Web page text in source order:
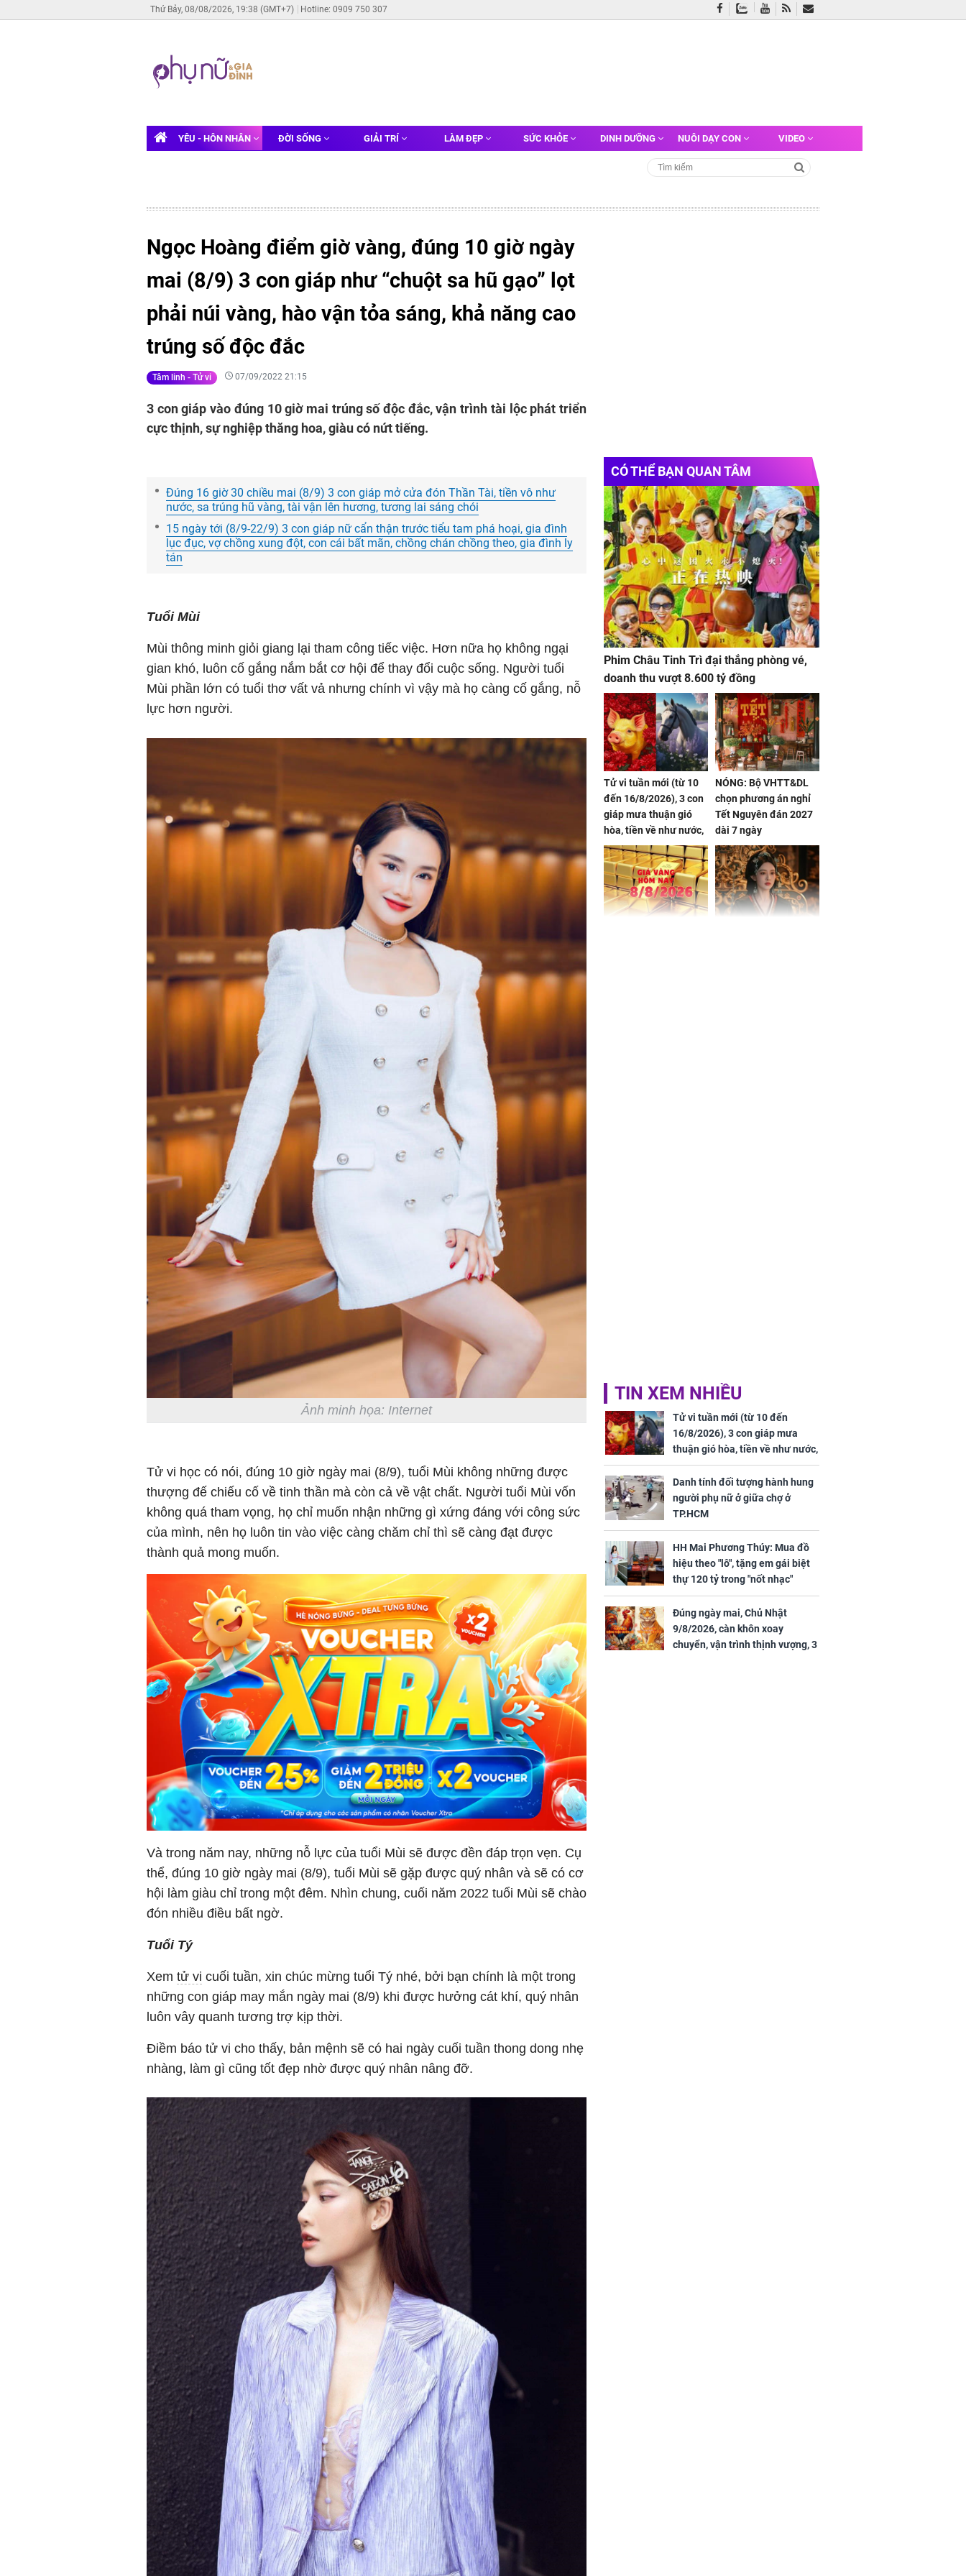
Thứ Bảy, 08/08/2026, 19:38 (GMT+7) Hotline: 0909 750 307
YÊU - HÔN NHÂN ĐỜI SỐNG GIẢI TRÍ LÀM ĐẸP SỨC KHỎE DINH DƯỠNG NUÔI DẠY CON VIDEO
Ngọc Hoàng điểm giờ vàng, đúng 10 giờ ngày
mai (8/9) 3 con giáp như “chuột sa hũ gạo” lọt
phải núi vàng, hào vận tỏa sáng, khả năng cao
trúng số độc đắc
Tâm linh - Tử vi 07/09/2022 21:15
3 con giáp vào đúng 10 giờ mai trúng số độc đắc, vận trình tài lộc phát triển
cực thịnh, sự nghiệp thăng hoa, giàu có nứt tiếng.
Đúng 16 giờ 30 chiều mai (8/9) 3 con giáp mở cửa đón Thần Tài, tiền vô như
nước, sa trúng hũ vàng, tài vận lên hương, tương lai sáng chói
15 ngày tới (8/9-22/9) 3 con giáp nữ cẩn thận trước tiểu tam phá hoại, gia đình
lục đục, vợ chồng xung đột, con cái bất mãn, chồng chán chồng theo, gia đình ly
tán
Tuổi Mùi
Mùi thông minh giỏi giang lại tham công tiếc việc. Hơn nữa họ không ngại
gian khó, luôn cố gắng nắm bắt cơ hội để thay đổi cuộc sống. Người tuổi
Mùi phần lớn có tuổi thơ vất vả nhưng chính vì vậy mà họ càng cố gắng, nỗ
lực hơn người.
Ảnh minh họa: Internet
Tử vi học có nói, đúng 10 giờ ngày mai (8/9), tuổi Mùi không những được
thượng đế chiếu cố về tinh thần mà còn cả về vật chất. Người tuổi Mùi vốn
không quá tham vọng, họ chỉ muốn nhận những gì xứng đáng với công sức
của mình, nên họ luôn tin vào việc càng chăm chỉ thì sẽ càng đạt được
thành quả mong muốn.
Và trong năm nay, những nỗ lực của tuổi Mùi sẽ được đền đáp trọn vẹn. Cụ
thể, đúng 10 giờ ngày mai (8/9), tuổi Mùi sẽ gặp được quý nhân và sẽ có cơ
hội làm giàu chỉ trong một đêm. Nhìn chung, cuối năm 2022 tuổi Mùi sẽ chào
đón nhiều điều bất ngờ.
Tuổi Tý
Xem tử vi cuối tuần, xin chúc mừng tuổi Tý nhé, bởi bạn chính là một trong
những con giáp may mắn ngày mai (8/9) khi được hưởng cát khí, quý nhân
luôn vây quanh tương trợ kịp thời.
Điềm báo tử vi cho thấy, bản mệnh sẽ có hai ngày cuối tuần thong dong nhẹ
nhàng, làm gì cũng tốt đẹp nhờ được quý nhân nâng đỡ.
CÓ THỂ BẠN QUAN TÂM
Phim Châu Tinh Trì đại thắng phòng vé,
doanh thu vượt 8.600 tỷ đồng
Tử vi tuần mới (từ 10
đến 16/8/2026), 3 con
giáp mưa thuận gió
hòa, tiền về như nước,
bạc vàng dư dả, Phú
Quý Vinh Hoa, vận
trình khai sáng
NÓNG: Bộ VHTT&DL
chọn phương án nghỉ
Tết Nguyên đán 2027
dài 7 ngày
TIN XEM NHIỀU
Tử vi tuần mới (từ 10 đến
16/8/2026), 3 con giáp mưa
thuận gió hòa, tiền về như nước,
bạc vàng dư dả, Phú Quý Vinh
Hoa, vận trình khai sáng
Danh tính đối tượng hành hung
người phụ nữ ở giữa chợ ở
TP.HCM
HH Mai Phương Thúy: Mua đồ
hiệu theo "lô", tặng em gái biệt
thự 120 tỷ trong "nốt nhạc"
Đúng ngày mai, Chủ Nhật
9/8/2026, càn khôn xoay
chuyển, vận trình thịnh vượng, 3